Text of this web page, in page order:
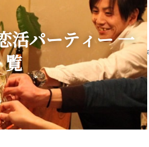
活パーティー 一
覧